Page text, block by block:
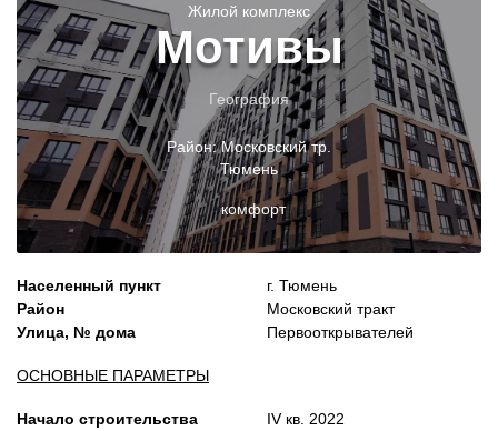
Жилой комплекс
Мотивы
География
Район:Московский тр.
Тюмень
комфорт
Населенный пункт
Район
Улица, № дома
ОСНОВНЫЕ ПАРАМЕТРЫ
Начало строительства
г. Тюмень
Московский тракт
Первооткрывателей
IV кв. 2022